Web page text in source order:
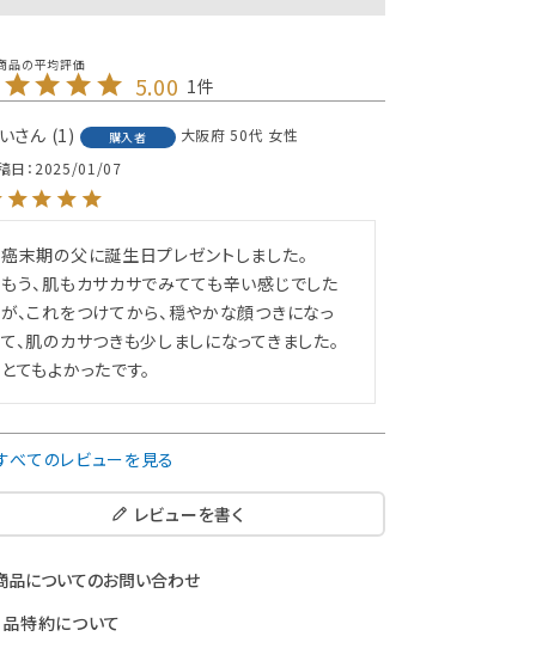
5.00 1
1 購入者 大阪府 50代 女性
日 2025/01/07
癌末期の父に誕生日プレゼントしました。
もう、肌もカサカサでみてても辛い感じでした
が、これをつけてから、穏やかな顔つきになっ
て、肌のカサつきも少しましになってきました。
とてもよかったです。
べてのレビューを見る
レビューを書く
品についてのお問い合わせ
特約について